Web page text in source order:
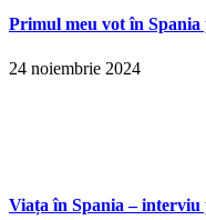
Primul meu vot în
24 noiembrie 2024
Viața în Spania – interviu